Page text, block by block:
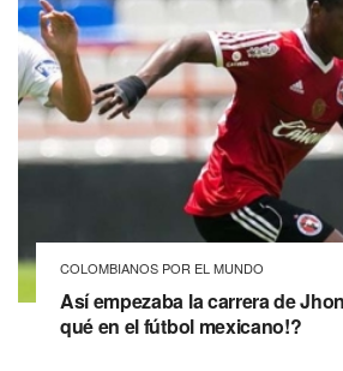
COLOMBIANOS POR EL MUNDO
Así empezaba la carrera de
qué en el fútbol mexicano!?